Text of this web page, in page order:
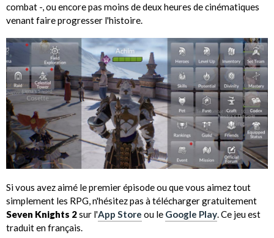
combat -, ou encore pas moins de deux heures de cinématiques
venant faire progresser l'histoire.
Si vous avez aimé le premier épisode ou que vous aimez tout
simplement les RPG, n'hésitez pas à télécharger gratuitement
Seven Knights 2sur l'App Store ou le Google Play. Ce jeu est
traduit en français.